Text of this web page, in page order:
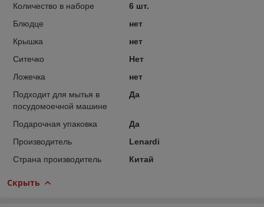
Количество в наборе
6 шт.
Блюдце
нет
Крышка
нет
Ситечко
Нет
Ложечка
нет
Подходит для мытья в
посудомоечной машине
Да
Подарочная упаковка
Да
Производитель
Lenardi
Страна производитель
Китай
Скрыть